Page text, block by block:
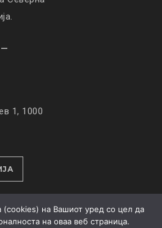
1, 1000
Rights Reserved
(cookies) на Вашиот уред со цел да
на оваа веб страница.